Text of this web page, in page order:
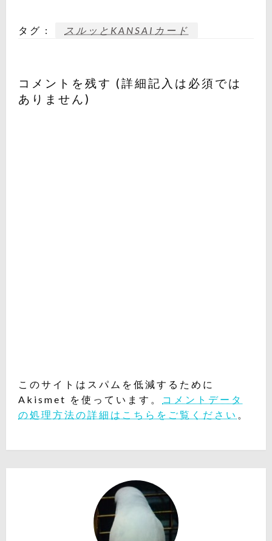
タグ : スルッとKANSAIカード
コメントを残す (詳細記入は必須では
ありません)
このサイトはスパムを低減するために
Akismet を使っています。
コメントデータ
の処理方法の詳細はこちらをご覧ください 。